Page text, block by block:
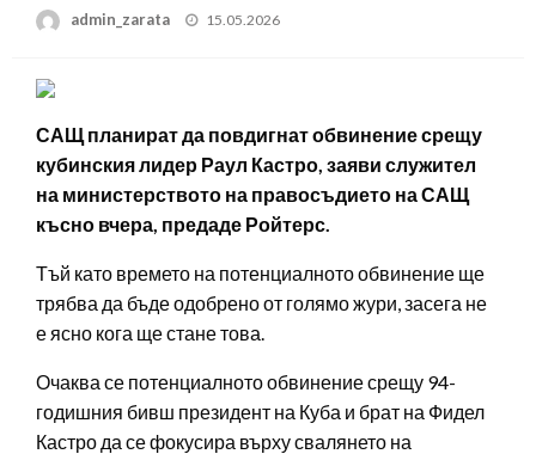
admin_zarata
Posted
15.05.2026
САЩ планират да повдигнат обвинение срещу
кубинския лидер Раул Кастро, заяви служител
на министерството на правосъдието на САЩ
късно вчера, предаде Ройтерс.
Тъй като времето на потенциалното обвинение ще
трябва да бъде одобрено от голямо жури, засега не
е ясно кога ще стане това.
Очаква се потенциалното обвинение срещу 94-
годишния бивш президент на Куба и брат на Фидел
Кастро да се фокусира върху свалянето на